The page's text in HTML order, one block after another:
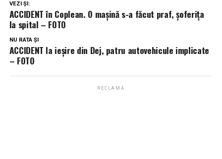
VEZI ȘI:
ACCIDENT în Coplean. O mașină s-a făcut praf, șoferița
la spital – FOTO
NU RATA ȘI
ACCIDENT la ieșire din Dej, patru autovehicule implicate
– FOTO
RECLAMĂ